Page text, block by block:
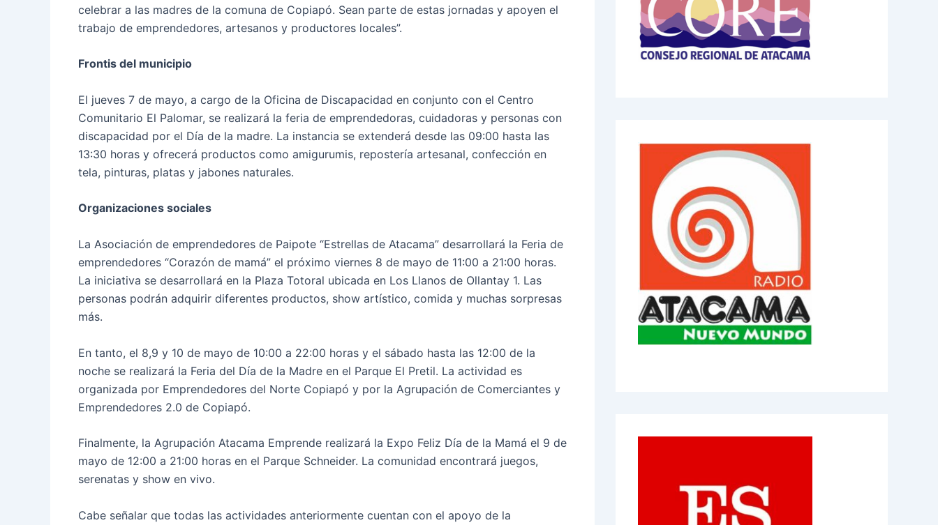
celebrar a las madres de la comuna de Copiapó. Sean parte de estas jornadas y apoyen el
trabajo de emprendedores, artesanos y productores locales”.
Frontis del municipio
El jueves 7 de mayo, a cargo de la Oficina de Discapacidad en conjunto con el Centro
Comunitario El Palomar, se realizará la feria de emprendedoras, cuidadoras y personas con
discapacidad por el Día de la madre. La instancia se extenderá desde las 09:00 hasta las
13:30 horas y ofrecerá productos como amigurumis, repostería artesanal, confección en
tela, pinturas, platas y jabones naturales.
Organizaciones sociales
La Asociación de emprendedores de Paipote “Estrellas de Atacama” desarrollará la Feria de
emprendedores “Corazón de mamá” el próximo viernes 8 de mayo de 11:00 a 21:00 horas.
La iniciativa se desarrollará en la Plaza Totoral ubicada en Los Llanos de Ollantay 1. Las
personas podrán adquirir diferentes productos, show artístico, comida y muchas sorpresas
más.
En tanto, el 8,9 y 10 de mayo de 10:00 a 22:00 horas y el sábado hasta las 12:00 de la
noche se realizará la Feria del Día de la Madre en el Parque El Pretil. La actividad es
organizada por Emprendedores del Norte Copiapó y por la Agrupación de Comerciantes y
Emprendedores 2.0 de Copiapó.
Finalmente, la Agrupación Atacama Emprende realizará la Expo Feliz Día de la Mamá el 9 de
mayo de 12:00 a 21:00 horas en el Parque Schneider. La comunidad encontrará juegos,
serenatas y show en vivo.
Cabe señalar que todas las actividades anteriormente cuentan con el apoyo de la